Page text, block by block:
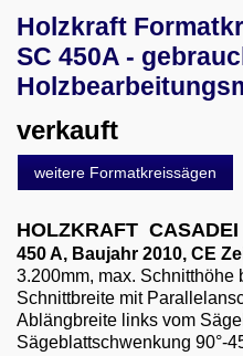
Maschinenankauf
Shop
Videos
Service
Wir über uns
06103-9744-0
Email
Holzkraft
SC 450A -
verkauft
weitere Formatkreissägen
HOLZKRAFT CASADEI
450 A, Baujahr 2010, CE
3.200mm, max. Schnitthöhe
Schnittbreite mit
Ablängbreite links vom
Sägeblattschwenkung 90°-